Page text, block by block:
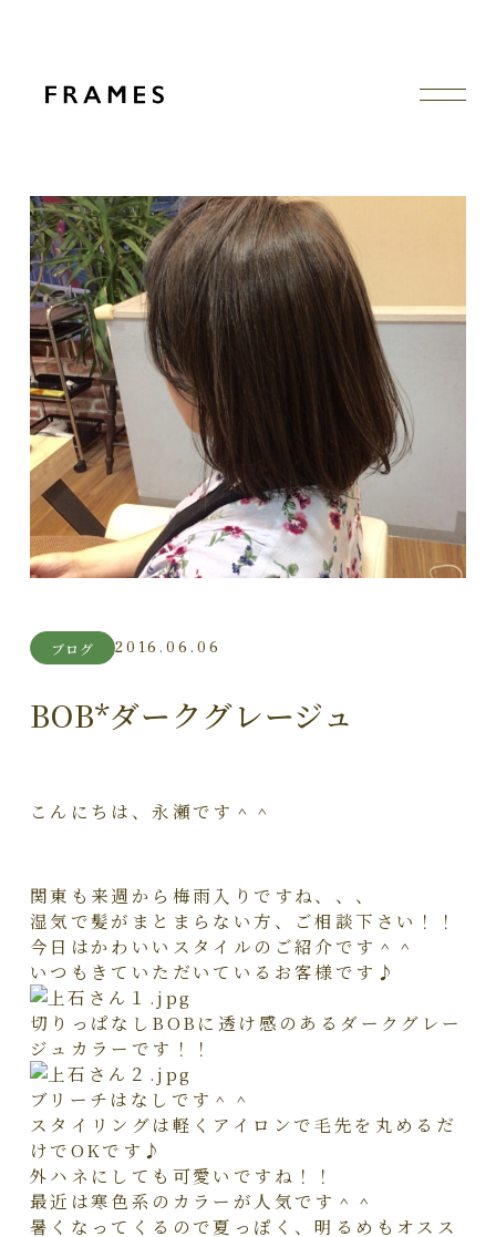
ブログ 2016.06.06
BOB*ダークグレージュ
こんにちは、永瀬です＾＾
関東も来週から梅雨入りですね、、、
湿気で髪がまとまらない方、ご相談下さい！！
今日はかわいいスタイルのご紹介です＾＾
いつもきていただいているお客様です♪
切りっぱなしBOBに透け感のあるダークグレー
ジュカラーです！！
ブリーチはなしです＾＾
スタイリングは軽くアイロンで毛先を丸めるだ
けでOKです♪
外ハネにしても可愛いですね！！
最近は寒色系のカラーが人気です＾＾
暑くなってくるので夏っぽく、明るめもオスス